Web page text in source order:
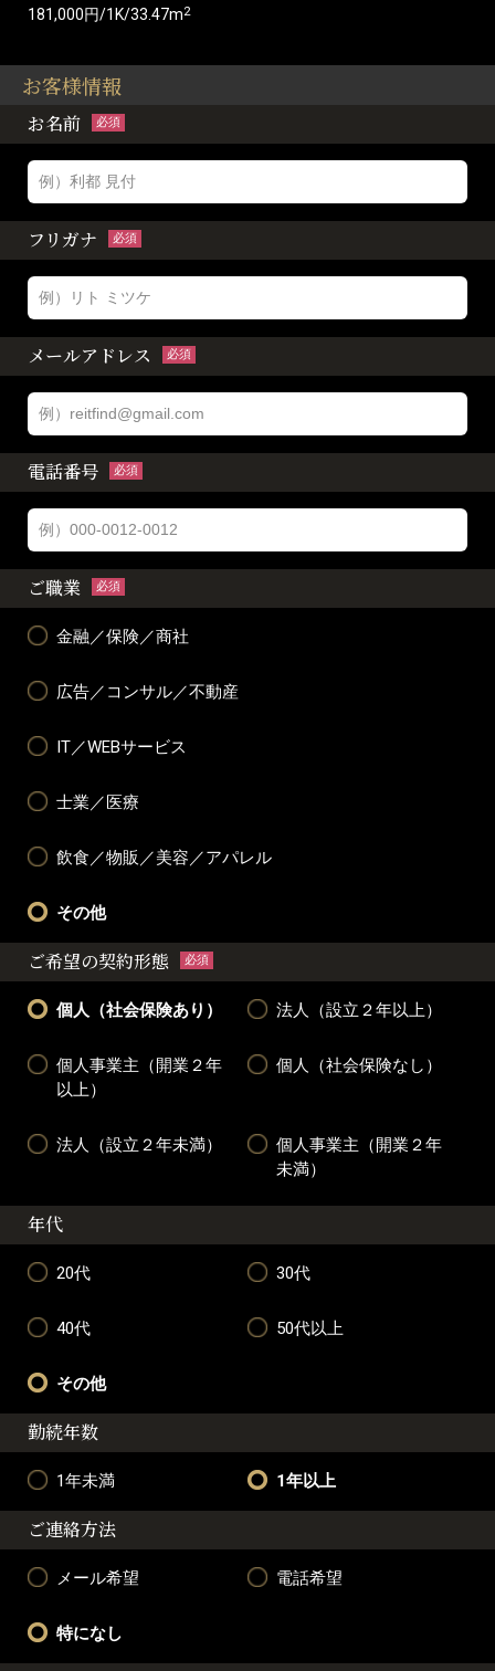
181,000円/1K/33.47m2
お客様情報
お名前 必須
フリガナ 必須
メールアドレス 必須
電話番号 必須
ご職業 必須
金融／保険／商社
広告／コンサル／不動産
IT／WEBサービス
士業／医療
飲食／物販／美容／アパレル
その他
ご希望の契約形態 必須
個人（社会保険あり） 法人（設立２年以上）
個人事業主（開業２年
以上）
個人（社会保険なし）
法人（設立２年未満）
個人事業主（開業２年
未満）
年代
20代 30代
40代 50代以上
その他
勤続年数
1年未満 1年以上
ご連絡方法
メール希望 電話希望
特になし